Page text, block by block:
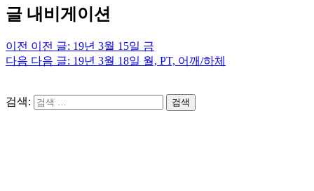
글 내비게이션
이전 이전 글: 19년 3월 15일 금
다음 다음 글: 19년 3월 18일 월, PT, 어깨/하체
검색: 검색